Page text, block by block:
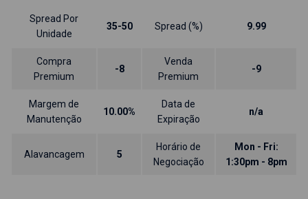
Spread Por
Unidade
35-50 Spread (%) 9.99
Compra
Premium
-8
Venda
Premium
-9
Margem de
Manutenção
10.00%
Data de
Expiração
n/a
Alavancagem 5
Horário de
Negociação
Mon - Fri:
1:30pm - 8pm